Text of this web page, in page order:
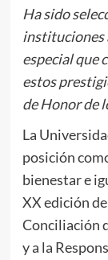
Ha sido
instituciones
especial que
estos
de Honor de
La
posición
bienestar e
XX edición
Conciliación
y a la